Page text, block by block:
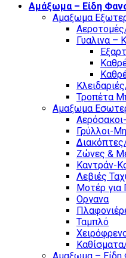
Αμάξωμα – Είδη
Αμαξωμα
Γυαλινα –
Τροπέτα
Αμαξωμα
Γρύλλοι-
Ζώνες &
Καντράν-
Λεβιές
Μοτέρ για
Οργανα
Ταμπλό